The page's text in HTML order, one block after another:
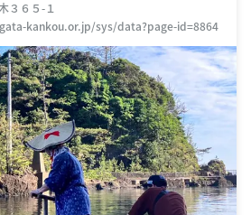
３６５-１
kankou.or.jp/sys/data?page-id=8864